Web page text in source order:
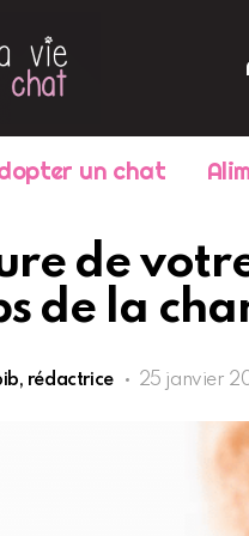
un chat
de
de la
rédactrice 25 janvier